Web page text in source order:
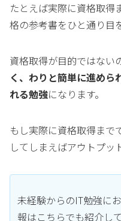
たとえば実際に資格取得
格の参考書をひと通り目
資格取得が目的ではない
く、わりと簡単に進めら
れる勉強になります。
もし実際に資格取得まで
してしまえばアウトプッ
未経験からのIT勉強に
報はこちらでも紹介して